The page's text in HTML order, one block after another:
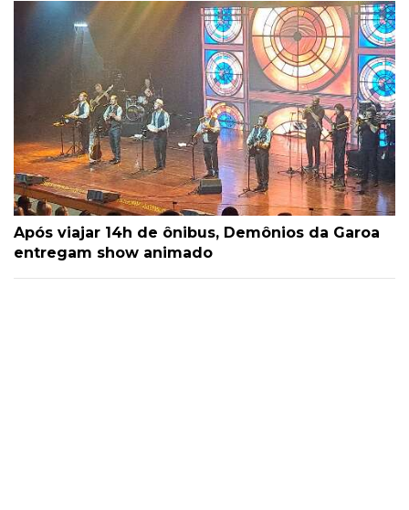
Após viajar 14h de ônibus, Demônios da Garoa
entregam show animado